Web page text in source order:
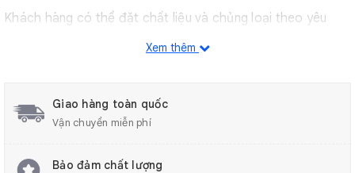
Khách hàng có thể đặt chất liệu và chủng loại theo yêu
Chi tiết kỹ
Đường kính
Xem thêm
Giao hàng toàn quốc
Vận chuyển miễn phí
Bảo đảm chất lượng